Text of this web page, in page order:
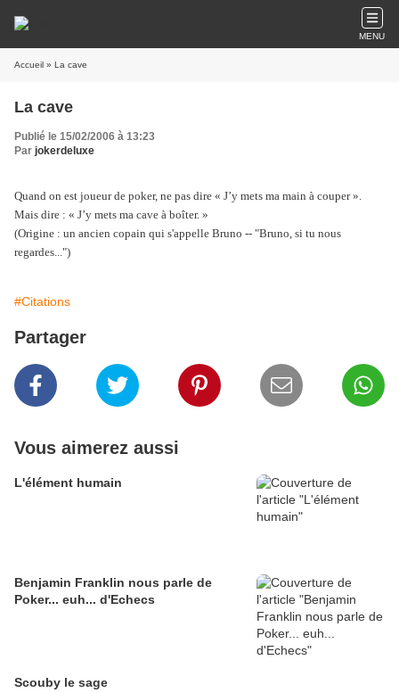
MENU
Accueil » La cave
La cave
Publié le 15/02/2006 à 13:23
Par jokerdeluxe
Quand on est joueur de poker, ne pas dire « J’y mets ma main à couper ».
Mais dire : « J’y mets ma cave à boîter. »
(Origine : un ancien copain qui s'appelle Bruno -- "Bruno, si tu nous
regardes...")
#Citations
Partager
Vous aimerez aussi
L'élément humain
Benjamin Franklin nous parle de
Poker... euh... d'Echecs
Scouby le sage